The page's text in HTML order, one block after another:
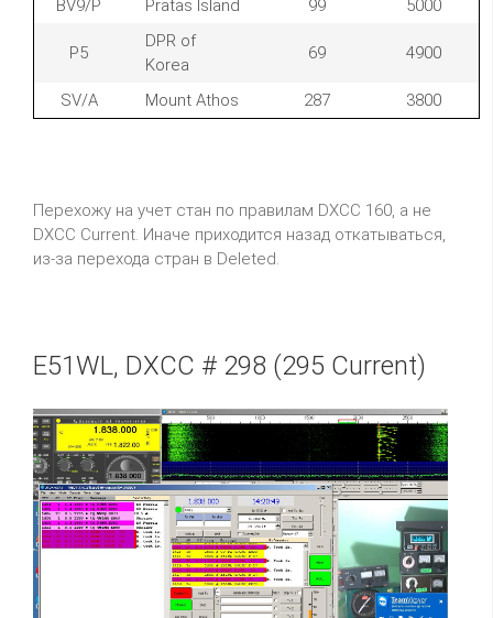
BV9/P Pratas Island 99 5000
P5
DPR of
Korea
69 4900
SV/A Mount Athos 287 3800
Перехожу на учет стан по правилам DXCC 160, а не
DXCC Current. Иначе приходится назад откатываться,
из-за перехода стран в Deleted.
E51WL, DXCC # 298 (295 Current)